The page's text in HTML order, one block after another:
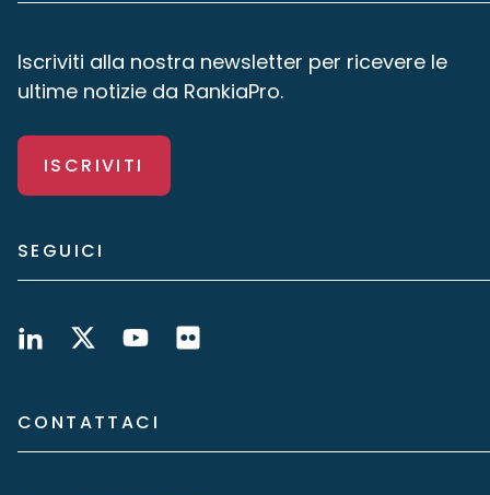
Iscriviti alla nostra newsletter per ricevere le
ultime notizie da RankiaPro.
ISCRIVITI
SEGUICI
CONTATTACI